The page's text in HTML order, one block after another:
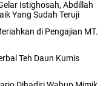
Istighosah, Abdillah
Yang Sudah Teruji
di Pengajian MT.
Teh Daun Kumis